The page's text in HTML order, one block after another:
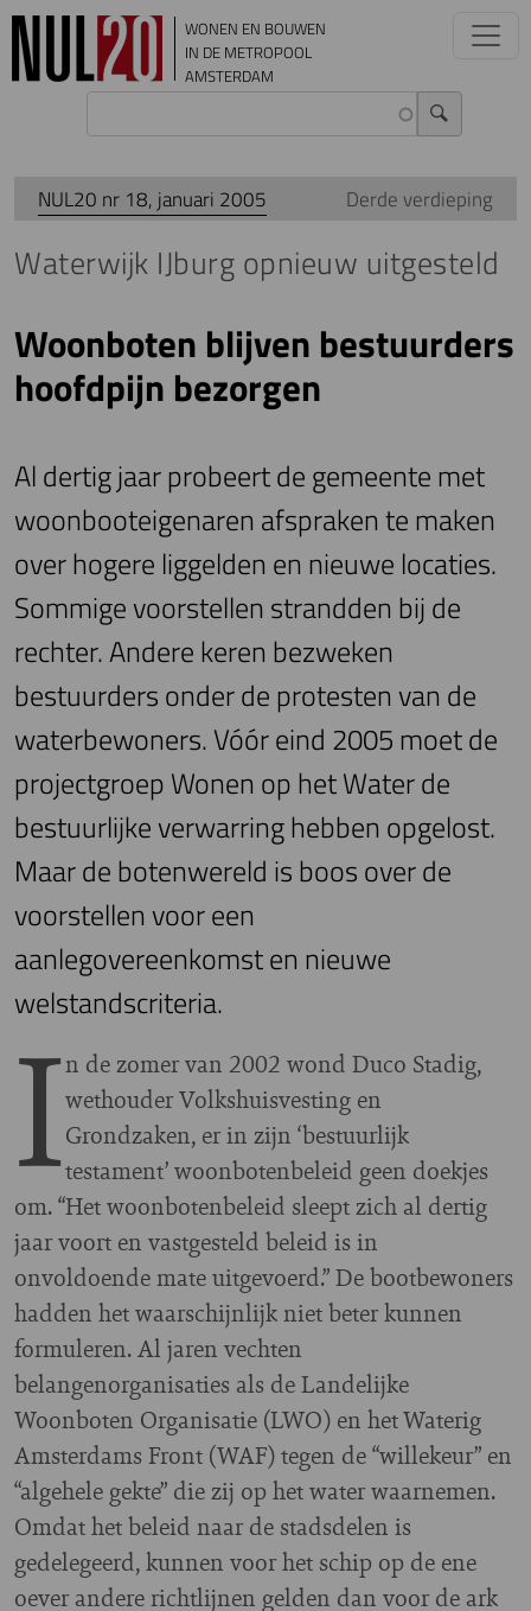
Overslaan en naar de inhoud gaan
WONEN EN BOUWEN
IN DE METROPOOL
AMSTERDAM
NUL20 nr 18, januari 2005 Derde verdieping
Waterwijk IJburg opnieuw uitgesteld
Woonboten blijven bestuurders
hoofdpijn bezorgen
Al dertig jaar probeert de gemeente met
woonbooteigenaren afspraken te maken
over hogere liggelden en nieuwe locaties.
Sommige voorstellen strandden bij de
rechter. Andere keren bezweken
bestuurders onder de protesten van de
waterbewoners. Vóór eind 2005 moet de
projectgroep Wonen op het Water de
bestuurlijke verwarring hebben opgelost.
Maar de botenwereld is boos over de
voorstellen voor een
aanlegovereenkomst en nieuwe
welstandscriteria.
In de zomer van 2002 wond Duco Stadig,
wethouder Volkshuisvesting en
Grondzaken, er in zijn ‘bestuurlijk
testament’ woonbotenbeleid geen doekjes
om. “Het woonbotenbeleid sleept zich al dertig
jaar voort en vastgesteld beleid is in
onvoldoende mate uitgevoerd.” De bootbewoners
hadden het waarschijnlijk niet beter kunnen
formuleren. Al jaren vechten
belangenorganisaties als de Landelijke
Woonboten Organisatie (LWO) en het Waterig
Amsterdams Front (WAF) tegen de “willekeur” en
“algehele gekte” die zij op het water waarnemen.
Omdat het beleid naar de stadsdelen is
gedelegeerd, kunnen voor het schip op de ene
oever andere richtlijnen gelden dan voor de ark